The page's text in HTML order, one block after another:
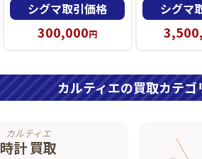
シグマ取引価格
300,000円
シグマ
カルティエの買取カテゴ
カルティエ
時計 買取